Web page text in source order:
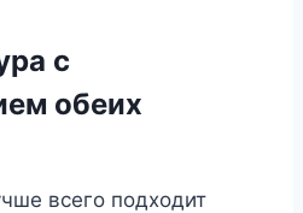
с
обеих
всего подходит